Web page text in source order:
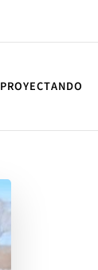
PROYECTANDO